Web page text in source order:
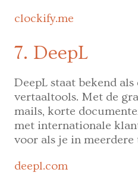
clockify.me
7. DeepL
DeepL staat bekend als
vertaaltools. Met de
mails, korte
met internationale
voor als je in
deepl.com